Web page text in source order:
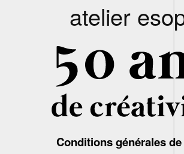
atelier
Conditions générales